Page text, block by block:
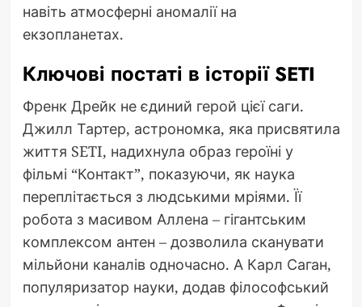
навіть атмосферні аномалії на
екзопланетах.
Ключові постаті в історії SETI
Френк Дрейк не єдиний герой цієї саги.
Джилл Тартер, астрономка, яка присвятила
життя SETI, надихнула образ героїні у
фільмі “Контакт”, показуючи, як наука
переплітається з людськими мріями. Її
робота з масивом Аллена – гігантським
комплексом антен – дозволила сканувати
мільйони каналів одночасно. А Карл Саган,
популяризатор науки, додав філософський